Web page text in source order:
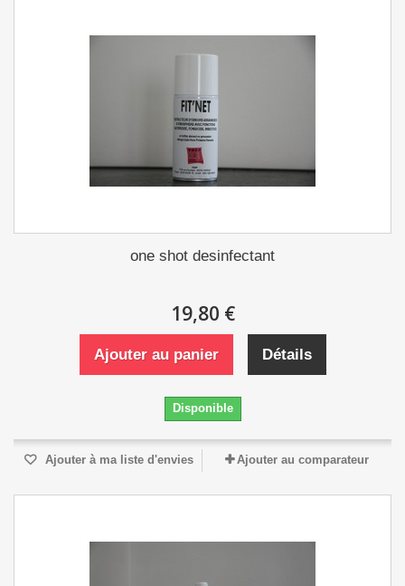
one shot desinfectant
19,80 €
Ajouter au panier Détails
Disponible
Ajouter à ma liste d'envies Ajouter au comparateur